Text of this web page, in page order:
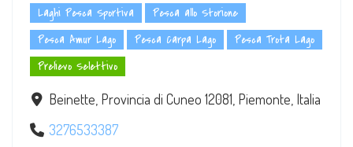
Laghi Pesca Sportiva
Pesca allo Storione
Pesca Amur Lago
Pesca Carpa Lago
Pesca Trota Lago
Prelievo Selettivo
Beinette, Provincia di Cuneo 12081, Piemonte, Italia
3276533387